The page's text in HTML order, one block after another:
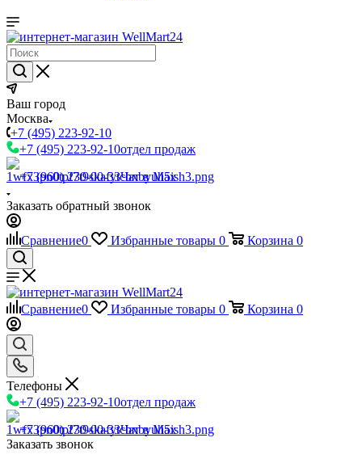
Ваш город
Москва
+7 (495) 223-92-10
+7 (495) 223-92-10отдел продаж
+7 (960) 230-00-33Чат в Max
Заказать обратный звонок
Сравнение0 Избранные товары 0 Корзина 0
Сравнение0 Избранные товары 0 Корзина 0
Телефоны
+7 (495) 223-92-10отдел продаж
+7 (960) 230-00-33Чат в Max
Заказать звонок